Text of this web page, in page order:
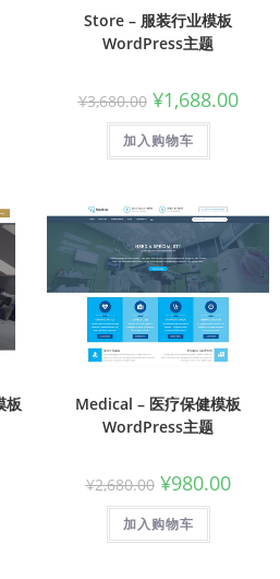
Store – 服装行业模板
WordPress主题
¥3,680.00 ¥1,688.00
加入购物车
板
Medical – 医疗保健模板
WordPress主题
¥2,680.00 ¥980.00
加入购物车